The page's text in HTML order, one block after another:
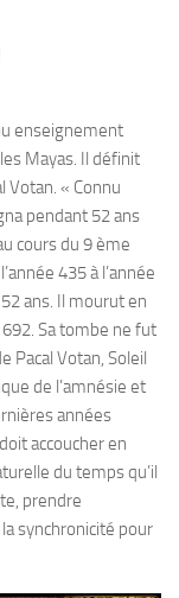
enseignement
Mayas. Il définit
Votan. « Connu
pendant 52 ans
cours du 9 ème
435 à l’année
ans. Il mourut en
Sa tombe ne fut
Pacal Votan, Soleil
de l’amnésie et
années
accoucher en
du temps qu’il
prendre
synchronicité pour